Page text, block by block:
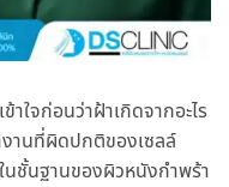
าใจก่อนว่าฝ้าเกิดจากอะไร
งานที่ผิดปกติของเซลล์
นชั้นฐานของผิวหนังกำพร้า